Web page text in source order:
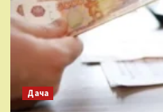
Дача